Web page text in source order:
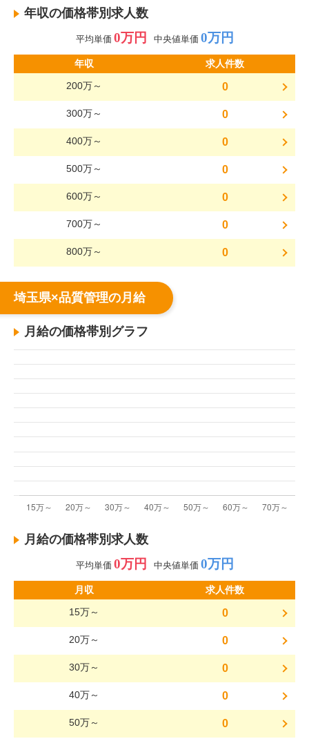
年収の価格帯別求人数
平均単価 0万円 中央値単価 0万円
年収
求人件数
200万～
0
300万～ 0
400万～ 0
500万～ 0
600万～ 0
700万～ 0
800万～ 0
埼玉県×品質管理の月給
月給の価格帯別グラフ
月給の価格帯別求人数
平均単価 0万円 中央値単価 0万円
月収
求人件数
15万～
0
20万～ 0
30万～ 0
40万～ 0
50万～ 0